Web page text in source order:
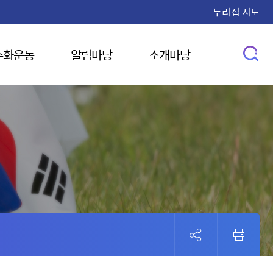
누리집 지도
운동 알림마당 소개마당